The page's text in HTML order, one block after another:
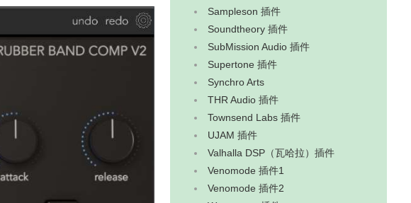
Sampleson 插件
Soundtheory 插件
SubMission Audio 插件
Supertone 插件
Synchro Arts
THR Audio 插件
Townsend Labs 插件
UJAM 插件
Valhalla DSP（瓦哈拉）插件
Venomode 插件1
Venomode 插件2